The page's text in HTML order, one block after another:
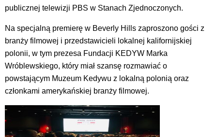
publicznej telewizji PBS w Stanach Zjednoczonych.
Na specjalną premierę w Beverly Hills zaproszono gości z
branży filmowej i przedstawicieli lokalnej kalifornijskiej
polonii, w tym prezesa Fundacji KEDYW Marka
Wróblewskiego, który miał szansę rozmawiać o
powstającym Muzeum Kedywu z lokalną polonią oraz
członkami amerykańskiej branży filmowej.